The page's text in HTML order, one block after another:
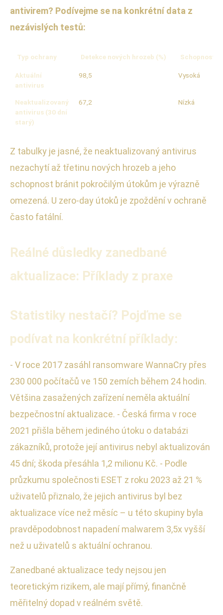
antivirem? Podívejme se na konkrétní data z
nezávislých testů:
Typ ochrany Detekce nových hrozeb (%) Schopnost
Aktuální
antivirus
98,5 Vysoká
Neaktualizovaný
antivirus (30 dní
starý)
67,2 Nízká
Z tabulky je jasné, že neaktualizovaný antivirus
nezachytí až třetinu nových hrozeb a jeho
schopnost bránit pokročilým útokům je výrazně
omezená. U zero-day útoků je zpoždění v ochraně
často fatální.
Reálné důsledky zanedbané
aktualizace: Příklady z praxe
Statistiky nestačí? Pojďme se
podívat na konkrétní příklady:
- V roce 2017 zasáhl ransomware WannaCry přes
230 000 počítačů ve 150 zemích během 24 hodin.
Většina zasažených zařízení neměla aktuální
bezpečnostní aktualizace. - Česká firma v roce
2021 přišla během jediného útoku o databázi
zákazníků, protože její antivirus nebyl aktualizován
45 dní; škoda přesáhla 1,2 milionu Kč. - Podle
průzkumu společnosti ESET z roku 2023 až 21 %
uživatelů přiznalo, že jejich antivirus byl bez
aktualizace více než měsíc – u této skupiny byla
pravděpodobnost napadení malwarem 3,5x vyšší
než u uživatelů s aktuální ochranou.
Zanedbané aktualizace tedy nejsou jen
teoretickým rizikem, ale mají přímý, finančně
měřitelný dopad v reálném světě.